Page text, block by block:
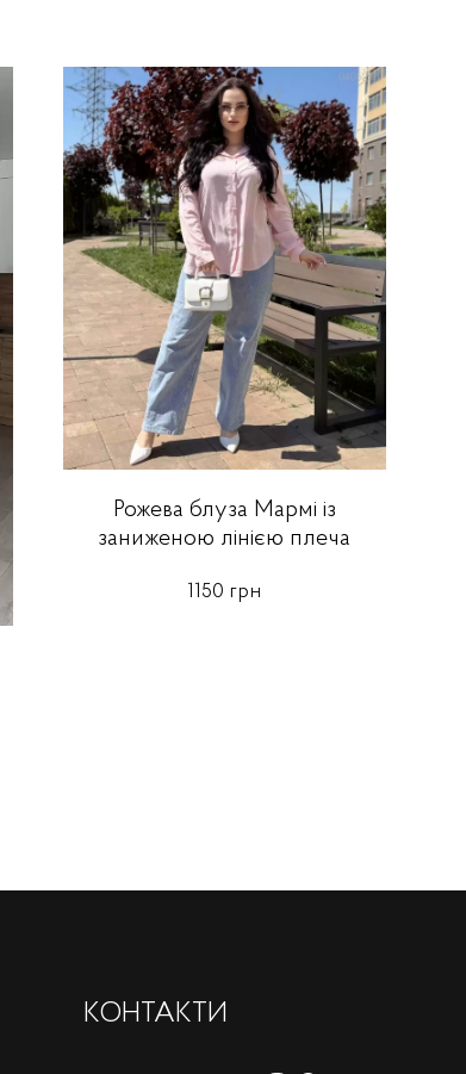
Рожева блуза Мармі із
заниженою лінією плеча
1150 грн
КОНТАКТИ